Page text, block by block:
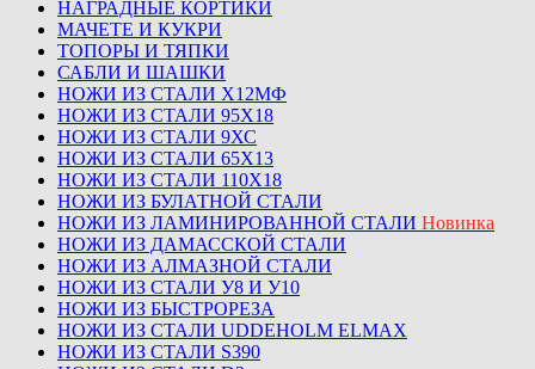
НАГРАДНЫЕ КОРТИКИ
МАЧЕТЕ И КУКРИ
ТОПОРЫ И ТЯПКИ
САБЛИ И ШАШКИ
НОЖИ ИЗ СТАЛИ Х12МФ
НОЖИ ИЗ СТАЛИ 95Х18
НОЖИ ИЗ СТАЛИ 9ХС
НОЖИ ИЗ СТАЛИ 65Х13
НОЖИ ИЗ СТАЛИ 110Х18
НОЖИ ИЗ БУЛАТНОЙ СТАЛИ
НОЖИ ИЗ ЛАМИНИРОВАННОЙ СТАЛИ Новинка
НОЖИ ИЗ ДАМАССКОЙ СТАЛИ
НОЖИ ИЗ АЛМАЗНОЙ СТАЛИ
НОЖИ ИЗ СТАЛИ У8 И У10
НОЖИ ИЗ БЫСТРОРЕЗА
НОЖИ ИЗ СТАЛИ UDDEHOLM ELMAX
НОЖИ ИЗ СТАЛИ S390